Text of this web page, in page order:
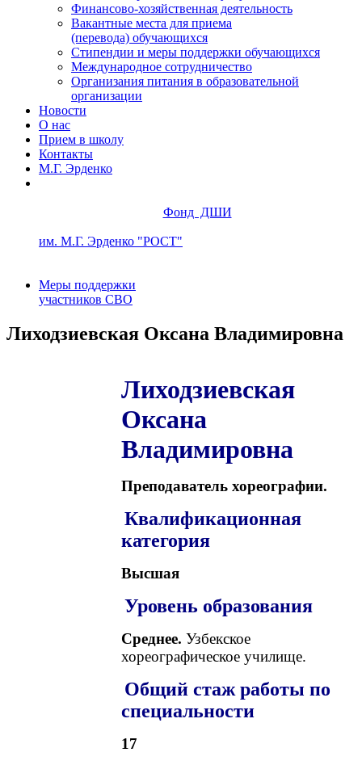
Финансово-хозяйственная деятельность
Вакантные места для приема
(перевода) обучающихся
Стипендии и меры поддержки обучающихся
Международное сотрудничество
Организания питания в образовательной
организации
Новости
О нас
Прием в школу
Контакты
М.Г. Эрденко
Фонд ДШИ
им. М.Г. Эрденко "РОСТ"
Меры поддержки
участников СВО
Лиходзиевская Оксана Владимировна
Лиходзиевская
Оксана
Владимировна
Преподаватель хореографии.
Квалификационная
категория
Высшая
Уровень образования
Среднее. Узбекское
хореографическое училище.
Общий стаж работы по
специальности
17